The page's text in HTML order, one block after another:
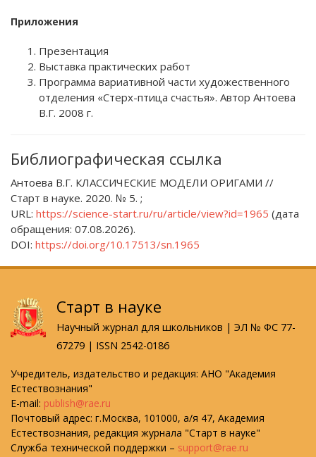
Приложения
Презентация
Выставка практических работ
Программа вариативной части художественного
отделения «Стерх-птица счастья». Автор Антоева
В.Г. 2008 г.
Библиографическая ссылка
Антоева В.Г. КЛАССИЧЕСКИЕ МОДЕЛИ ОРИГАМИ //
Старт в науке. 2020. № 5. ;
URL: https://science-start.ru/ru/article/view?id=1965 (дата
обращения: 07.08.2026).
DOI: https://doi.org/10.17513/sn.1965
Старт в науке
Научный журнал для школьников | ЭЛ № ФС 77-
67279 | ISSN 2542-0186
Учредитель, издательство и редакция: АНО "Академия
Естествознания"
E-mail: publish@rae.ru
Почтовый адрес: г.Москва, 101000, а/я 47, Академия
Естествознания, редакция журнала "Старт в науке"
Служба технической поддержки – support@rae.ru